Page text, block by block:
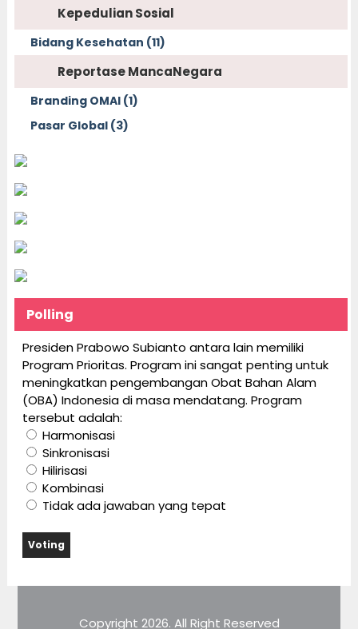
Kepedulian Sosial
Bidang Kesehatan (11)
Reportase MancaNegara
Branding OMAI (1)
Pasar Global (3)
Polling
Presiden Prabowo Subianto antara lain memiliki
Program Prioritas. Program ini sangat penting untuk
meningkatkan pengembangan Obat Bahan Alam
(OBA) Indonesia di masa mendatang. Program
tersebut adalah:
Harmonisasi
Sinkronisasi
Hilirisasi
Kombinasi
Tidak ada jawaban yang tepat
Copyright 2026. All Right Reserved